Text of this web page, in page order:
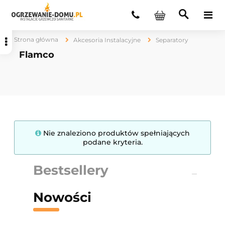
Strona główna Akcesoria Instalacyjne Separatory
Flamco
Nie znaleziono produktów spełniających
podane kryteria.
Nowości
Bestsellery